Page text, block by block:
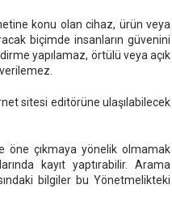
konu olan cihaz, ürün veya
biçimde insanların güvenini
yapılamaz, örtülü veya açık
sitesi editörüne ulaşılabilecek
öne çıkmaya yönelik olmamak
kayıt yaptırabilir. Arama
bilgiler bu Yönetmelikteki